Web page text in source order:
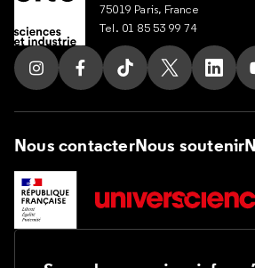
75019 Paris, France
Tel. 01 85 53 99 74
Suivez nous sur Instagram
Suivez nous sur Facebook
Suivez nous sur Tik
Suivez nous
Nous contacterNous soutenir